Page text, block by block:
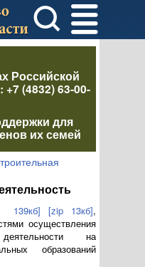
Российской
+7 (4832) 63-00-
для
их семей
139кб] [zip 13кб],
осуществления
деятельности на
образований